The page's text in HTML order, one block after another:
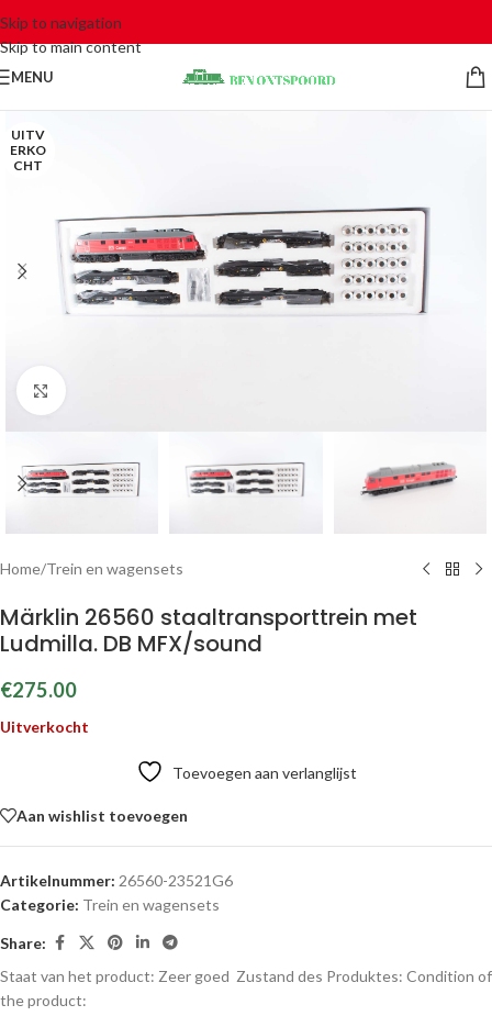
Skip to navigation
Skip to main content
MENU
UITV
ERKO
CHT
Home/Trein en wagensets
Märklin 26560 staaltransporttrein met
Ludmilla. DB MFX/sound
€275.00
Uitverkocht
Toevoegen aan verlanglijst
Aan wishlist toevoegen
Artikelnummer: 26560-23521G6
Categorie: Trein en wagensets
Share:
Staat van het product: Zeer goed Zustand des Produktes: Condition of
the product: